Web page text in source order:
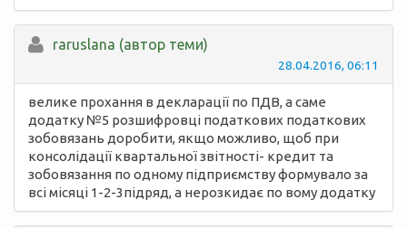
raruslana (автор теми)
28.04.2016, 06:11
велике прохання в декларації по ПДВ, а саме
додатку №5 розшифровці податкових податкових
зобовязань доробити, якщо можливо, щоб при
консолідації квартальної звітності- кредит та
зобовязання по одному підприємству формувало за
всі місяці 1-2-3підряд, а нерозкидає по вому додатку